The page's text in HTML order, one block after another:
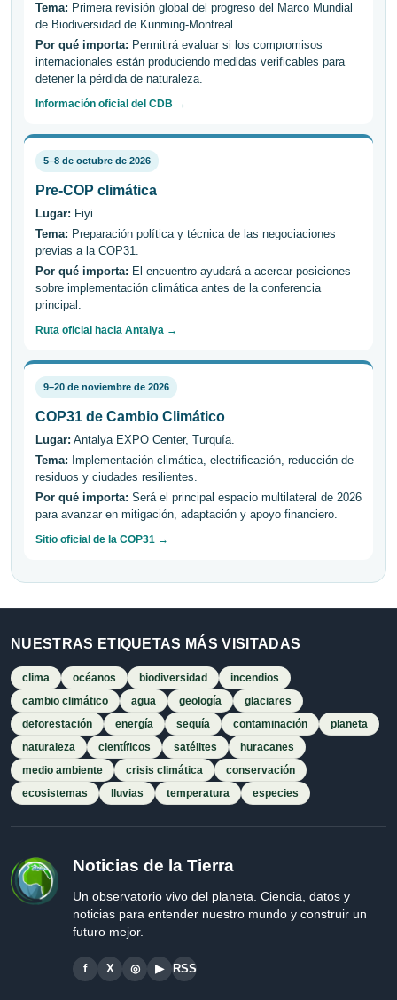
Tema: Primera revisión global del progreso del Marco Mundial
de Biodiversidad de Kunming-Montreal.
Por qué importa: Permitirá evaluar si los compromisos
internacionales están produciendo medidas verificables para
detener la pérdida de naturaleza.
Información oficial del CDB →
5–8 de octubre de 2026
Pre-COP climática
Lugar: Fiyi.
Tema: Preparación política y técnica de las negociaciones
previas a la COP31.
Por qué importa: El encuentro ayudará a acercar posiciones
sobre implementación climática antes de la conferencia
principal.
Ruta oficial hacia Antalya →
9–20 de noviembre de 2026
COP31 de Cambio Climático
Lugar: Antalya EXPO Center, Turquía.
Tema: Implementación climática, electrificación, reducción de
residuos y ciudades resilientes.
Por qué importa: Será el principal espacio multilateral de 2026
para avanzar en mitigación, adaptación y apoyo financiero.
Sitio oficial de la COP31 →
NUESTRAS ETIQUETAS MÁS VISITADAS
clima océanos biodiversidad
incendios
cambio climático
agua geología
glaciares
deforestación
energía sequía contaminación
planeta
naturaleza
científicos satélites
huracanes
medio ambiente
crisis climática
conservación
ecosistemas
lluvias temperatura especies
Noticias de la Tierra
Un observatorio vivo del planeta. Ciencia, datos y
noticias para entender nuestro mundo y construir un
futuro mejor.
f X ◎ ▶ RSS